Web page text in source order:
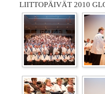
LIITTOPÄIVÄT 2010